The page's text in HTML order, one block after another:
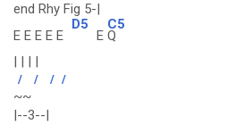
end Rhy Fig 5-|
E E E E E
D5
E
C5
Q
| | | |
/ / / /
~~
|--3--|